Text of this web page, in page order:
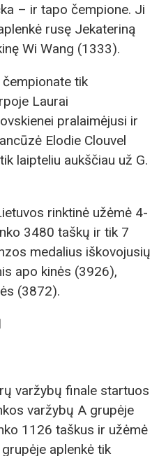
– ir tapo čempione. Ji
rusę Jekateriną
Wi Wang (1333).
tik
Laurai
pralaimėjusi ir
Elodie Clouvel
laipteliu aukščiau už G.
rinktinė užėmė 4-
3480 taškų ir tik 7
medalius iškovojusių
apo kinės (3926),
(3872).
varžybų finale startuos
varžybų A grupėje
1126 taškus ir užėmė
aplenkė tik